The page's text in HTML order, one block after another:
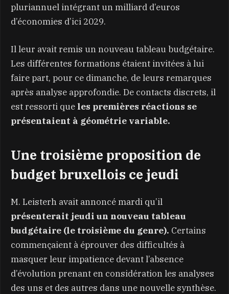
pluriannuel intégrant un milliard d’euros
d’économies d’ici 2029.
Il leur avait remis un nouveau tableau budgétaire.
Les différentes formations étaient invitées à lui
faire part, pour ce dimanche, de leurs remarques
après analyse approfondie. De contacts discrets, il
est ressorti que les premières réactions se
présentaient à géométrie variable.
Une troisième proposition de
budget bruxellois ce jeudi
M. Leisterh avait annoncé mardi qu’il
présenterait jeudi un nouveau tableau
budgétaire (le troisième du genre). Certains
commençaient à éprouver des difficultés à
masquer leur impatience devant l’absence
d’évolution prenant en considération les analyses
des uns et des autres dans une nouvelle synthèse.